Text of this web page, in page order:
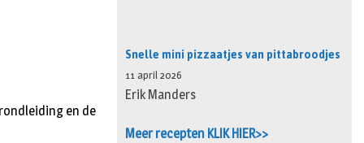
en de
Snelle mini pizzaatjes van pittabroodjes
11 april 2026
Erik Manders
Meer recepten KLIK HIER>>